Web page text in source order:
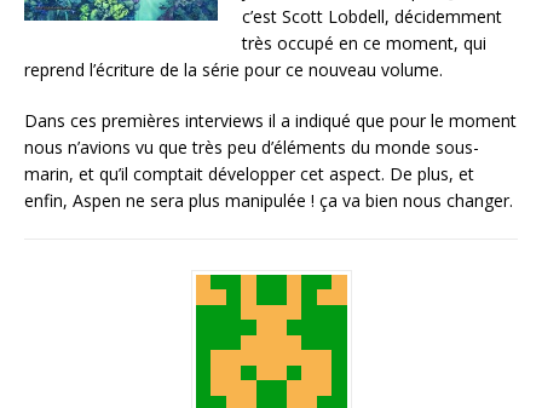
c’est Scott Lobdell, décidemment
très occupé en ce moment, qui
reprend l’écriture de la série pour ce nouveau volume.
Dans ces premières interviews il a indiqué que pour le moment
nous n’avions vu que très peu d’éléments du monde sous-
marin, et qu’il comptait développer cet aspect. De plus, et
enfin, Aspen ne sera plus manipulée ! ça va bien nous changer.